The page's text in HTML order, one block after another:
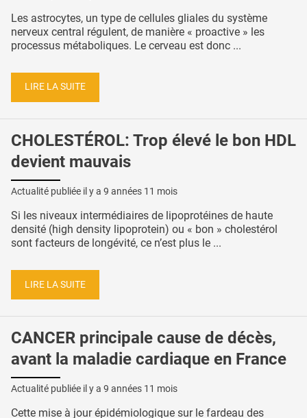
Les astrocytes, un type de cellules gliales du système
nerveux central régulent, de manière « proactive » les
processus métaboliques. Le cerveau est donc ...
LIRE LA SUITE
CHOLESTÉROL: Trop élevé le bon HDL
devient mauvais
Actualité publiée il y a 9 années 11 mois
Si les niveaux intermédiaires de lipoprotéines de haute
densité (high density lipoprotein) ou « bon » cholestérol
sont facteurs de longévité, ce n’est plus le ...
LIRE LA SUITE
CANCER principale cause de décès,
avant la maladie cardiaque en France
Actualité publiée il y a 9 années 11 mois
Cette mise à jour épidémiologique sur le fardeau des